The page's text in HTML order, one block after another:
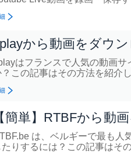
から動画をダウ
はフランスで人気の動画サ
この記事はその方法を紹介し
【簡単】RTBFから動
は、ベルギーで最も人
たりするには？この記事はそ